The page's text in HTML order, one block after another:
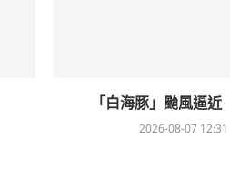
「白海豚」颱風逼
2026-08-07 12:31